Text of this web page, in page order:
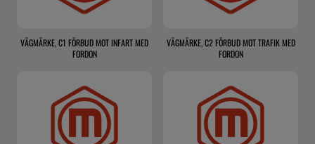
VÄGMÄRKE, C1 FÖRBUD MOT INFART MED
FORDON
VÄGMÄRKE, C2 FÖRBUD MOT TRAFIK MED
FORDON